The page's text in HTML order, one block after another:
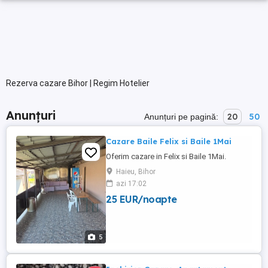
Rezerva cazare Bihor | Regim Hotelier
Anunțuri Anunțuri pe pagină: 20 50
5
Cazare Baile Felix si Baile 1Mai
Oferim cazare in Felix si Baile 1Mai.
Haieu, Bihor
azi 17:02
25 EUR/noapte